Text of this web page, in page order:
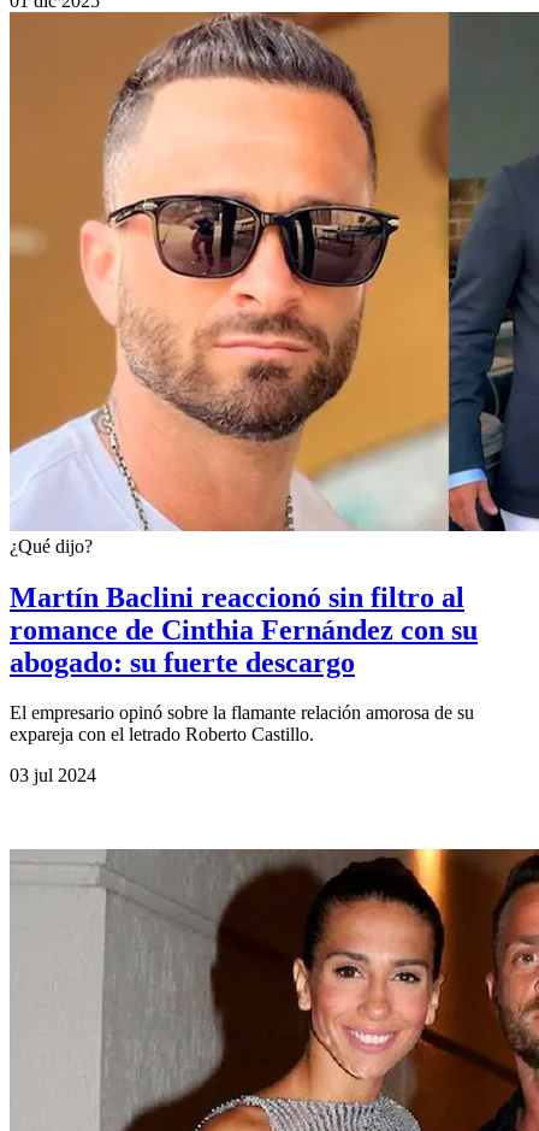
¿Qué dijo?
Martín Baclini reaccionó sin filtro al
romance de Cinthia Fernández con su
abogado: su fuerte descargo
El empresario opinó sobre la flamante relación amorosa de su
expareja con el letrado Roberto Castillo.
03 jul 2024